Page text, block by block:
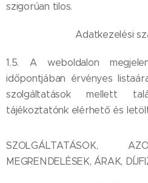
szigorúan tilos.
Adatkezelési
1.5. A weboldalon
időpontjában érvényes
szolgáltatások mellett
tájékoztatónk elérhető és
SZOLGÁLTATÁSOK,
MEGRENDELÉSEK, ÁRAK,